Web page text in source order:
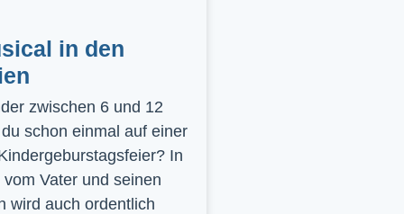
in den
zwischen 6 und 12
schon einmal auf einer
In
Vater und seinen
wird auch ordentlich